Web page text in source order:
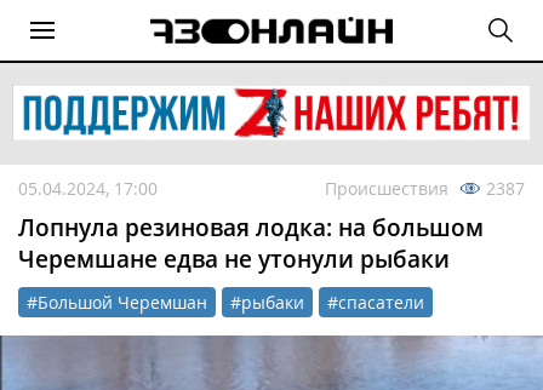
05.04.2024, 17:00 Происшествия 2387
Лопнула резиновая лодка: на большом
Черемшане едва не утонули рыбаки
#Большой Черемшан #рыбаки #спасатели